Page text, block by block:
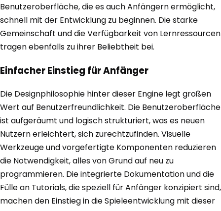
Benutzeroberfläche, die es auch Anfängern ermöglicht,
schnell mit der Entwicklung zu beginnen. Die starke
Gemeinschaft und die Verfügbarkeit von Lernressourcen
tragen ebenfalls zu ihrer Beliebtheit bei.
Einfacher Einstieg für Anfänger
Die Designphilosophie hinter dieser Engine legt großen
Wert auf Benutzerfreundlichkeit. Die Benutzeroberfläche
ist aufgeräumt und logisch strukturiert, was es neuen
Nutzern erleichtert, sich zurechtzufinden. Visuelle
Werkzeuge und vorgefertigte Komponenten reduzieren
die Notwendigkeit, alles von Grund auf neu zu
programmieren. Die integrierte Dokumentation und die
Fülle an Tutorials, die speziell für Anfänger konzipiert sind,
machen den Einstieg in die Spieleentwicklung mit dieser